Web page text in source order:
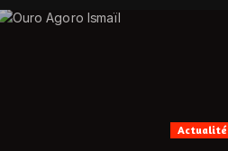
Actualité